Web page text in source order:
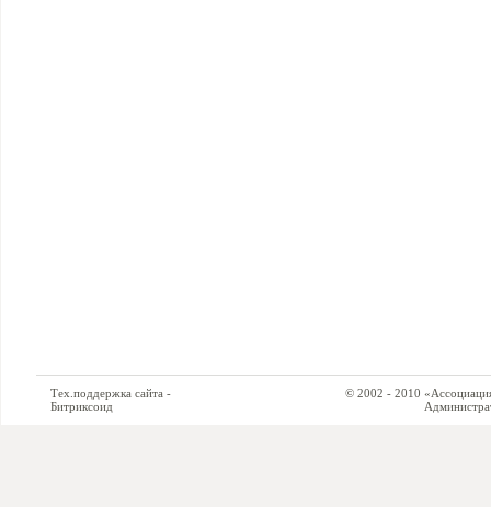
Тех.поддержка сайта -
Битриксоид
© 2002 - 2010 «Ассоциация